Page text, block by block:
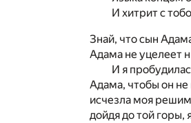
И хитрит с
Знай, что сын
Адама не уцелеет
И я
Адама, чтобы он не
исчезла моя
дойдя до той горы,